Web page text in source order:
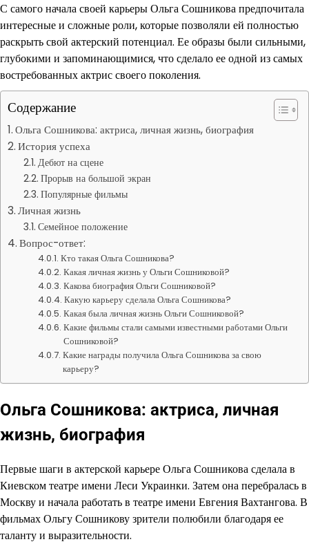
С самого начала своей карьеры Ольга Сошникова предпочитала
интересные и сложные роли, которые позволяли ей полностью
раскрыть свой актерский потенциал. Ее образы были сильными,
глубокими и запоминающимися, что сделало ее одной из самых
востребованных актрис своего поколения.
Содержание
Ольга Сошникова: актриса, личная жизнь, биография
История успеха
Дебют на сцене
Прорыв на большой экран
Популярные фильмы
Личная жизнь
Семейное положение
Вопрос-ответ:
Кто такая Ольга Сошникова?
Какая личная жизнь у Ольги Сошниковой?
Какова биография Ольги Сошниковой?
Какую карьеру сделала Ольга Сошникова?
Какая была личная жизнь Ольги Сошниковой?
Какие фильмы стали самыми известными работами Ольги
Сошниковой?
Какие награды получила Ольга Сошникова за свою
карьеру?
Ольга Сошникова: актриса, личная
жизнь, биография
Первые шаги в актерской карьере Ольга Сошникова сделала в
Киевском театре имени Леси Украинки. Затем она перебралась в
Москву и начала работать в театре имени Евгения Вахтангова. В
фильмах Ольгу Сошникову зрители полюбили благодаря ее
таланту и выразительности.